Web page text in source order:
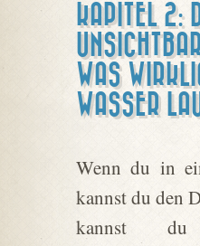
KAPITEL 2:
WAS
WASSER
Wenn du in
kannst du den
kannst